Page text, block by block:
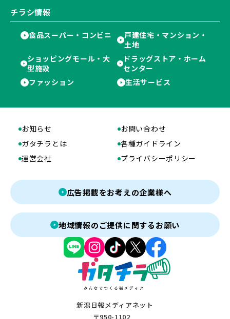
チラシ情報
食品スーパー・コンビニ
戸建住宅・マンション・
土地
ショッピングモール・大
型施設
ドラッグストア・ホーム
センター
ファッション
生活サービス
新潟日報メディアネット
〒950-1102
お知らせ
お問い合わせ
ガタチラとは
各種ガイドライン
運営会社
プライバシーポリシー
広告掲載をお考えの企業様へ
地域情報のご提供に関するお願い